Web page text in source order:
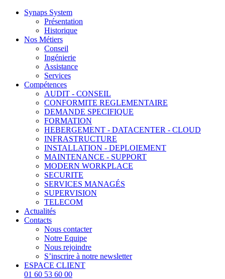
Synaps System
Présentation
Historique
Nos Métiers
Conseil
Ingénierie
Assistance
Services
Compétences
AUDIT - CONSEIL
CONFORMITE REGLEMENTAIRE
DEMANDE SPECIFIQUE
FORMATION
HEBERGEMENT - DATACENTER - CLOUD
INFRASTRUCTURE
INSTALLATION - DEPLOIEMENT
MAINTENANCE - SUPPORT
MODERN WORKPLACE
SECURITE
SERVICES MANAGÉS
SUPERVISION
TELECOM
Actualités
Contacts
Nous contacter
Notre Equipe
Nous rejoindre
S’inscrire à notre newsletter
ESPACE CLIENT
01 60 53 60 00